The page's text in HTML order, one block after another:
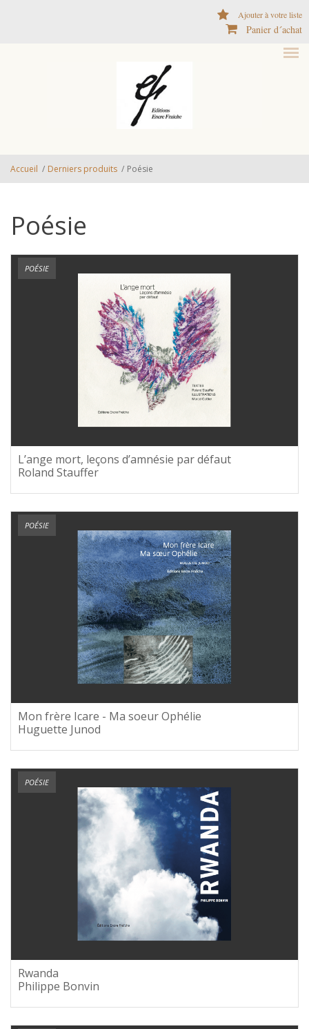
Ajouter à votre liste
Panier d´achat
Accueil / Derniers produits / Poésie
Poésie
POÉSIE
L’ange mort, leçons d’amnésie par défaut
Roland Stauffer
POÉSIE
Mon frère Icare - Ma soeur Ophélie
Huguette Junod
POÉSIE
Rwanda
Philippe Bonvin